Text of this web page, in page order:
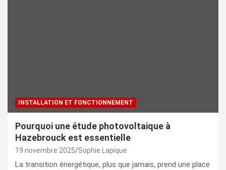
INSTALLATION ET FONCTIONNEMENT
Pourquoi une étude photovoltaique à
Hazebrouck est essentielle
19 novembre 2025 Sophie Lapique
La transition énergétique, plus que jamais, prend une place